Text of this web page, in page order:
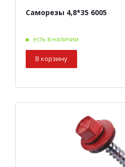
Саморезы 4,8*35 6005
есть в наличии
В корзину